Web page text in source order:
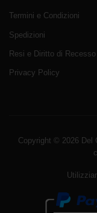
Termini e Condizioni
Spedizioni
Resi e Diritto di Recesso
Privacy Policy
Copyright © 2026 Del